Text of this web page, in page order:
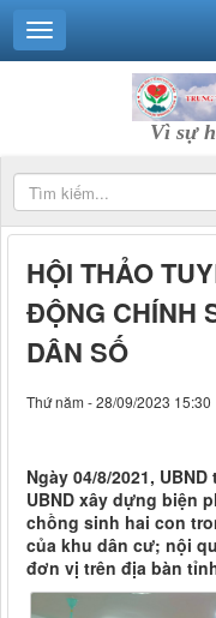
Vì sự
HỘI THẢO
ĐỘNG CHÍNH
DÂN SỐ
Thứ năm - 28/09/2023 15:30
Ngày 04/8/2021,
UBND xây dựng biện
chồng sinh hai con
của khu dân cư; nội
đơn vị trên địa bàn